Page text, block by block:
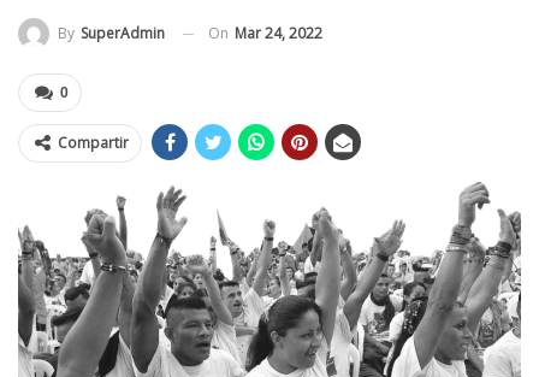
By SuperAdmin On Mar 24, 2022
0
Compartir